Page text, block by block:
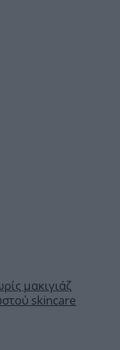
μακιγιάζ
skincare